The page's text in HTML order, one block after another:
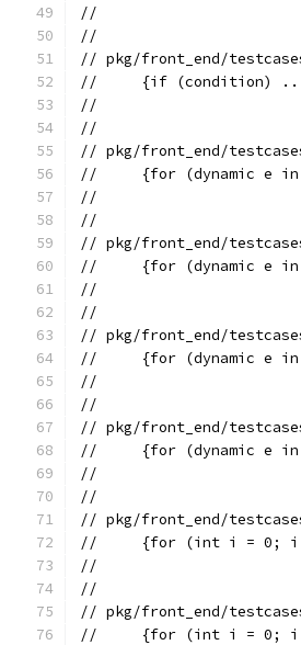
//
//
// pkg/front_end/
//     {if (condition)
//
//
// pkg/front_end/
//     {for (dynamic e
//
//
// pkg/front_end/
//     {for (dynamic e
//
//
// pkg/front_end/
//     {for (dynamic e
//
//
// pkg/front_end/
//     {for (dynamic e
//
//
// pkg/front_end/
//     {for (int i = 0; i
//
//
// pkg/front_end/
//     {for (int i = 0; i